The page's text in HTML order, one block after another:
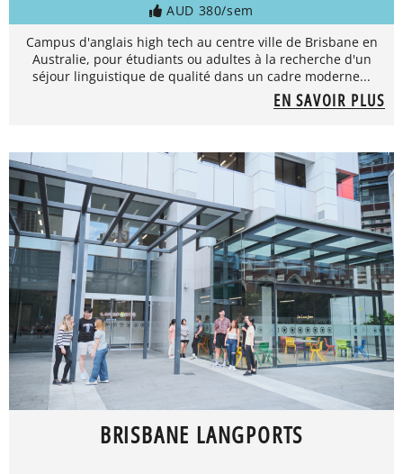
AUD 380/sem
Campus d'anglais high tech au centre ville de Brisbane en
Australie, pour étudiants ou adultes à la recherche d'un
séjour linguistique de qualité dans un cadre moderne...
EN SAVOIR PLUS
BRISBANE LANGPORTS